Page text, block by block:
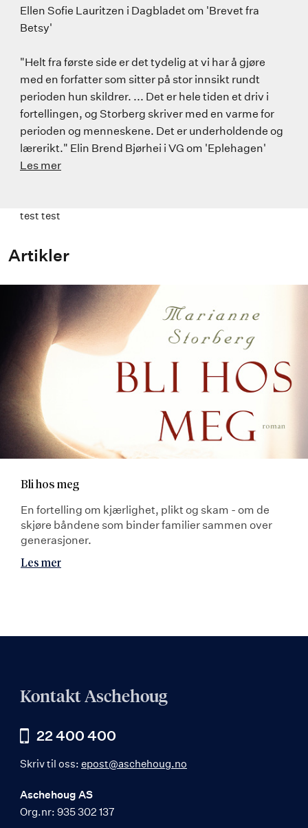
Ellen Sofie Lauritzen i Dagbladet om 'Brevet fra
Betsy'
"Helt fra første side er det tydelig at vi har å gjøre
med en forfatter som sitter på stor innsikt rundt
perioden hun skildrer. ... Det er hele tiden et driv i
fortellingen, og Storberg skriver med en varme for
perioden og menneskene. Det er underholdende og
lærerikt." Elin Brend Bjørhei i VG om 'Eplehagen'
Les mer
test test
Artikler
Bli hos meg
En fortelling om kjærlighet, plikt og skam - om de
skjøre båndene som binder familier sammen over
generasjoner.
Les mer
Kontakt Aschehoug
22 400 400
Skriv til oss: epost@aschehoug.no
Aschehoug AS
Org.nr: 935 302 137